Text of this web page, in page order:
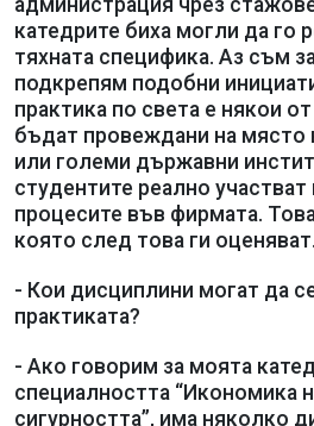
катедрите биха могли да го
тяхната специфика. Аз съм
подкрепям подобни
практика по света е някои
бъдат провеждани на място
или големи държавни
студентите реално
процесите във фирмата.
която след това ги оценяват.
- Кои дисциплини могат да
практиката?
- Ако говорим за моята
специалността “Икономика
сигурността”, има няколко